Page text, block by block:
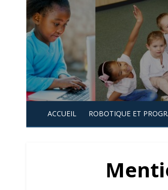
Skip
to
content
ACCUEIL ROBOTIQUE ET